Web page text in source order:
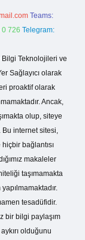
Teams:
0 726 Telegram:
Bilgi Teknolojileri ve
Sağlayıcı olarak
proaktif olarak
Ancak,
olup, siteye
Bu internet sitesi,
bağlantısı
makaleler
taşımamakta
tesadüfidir.
bir bilgi paylaşım
olduğunu